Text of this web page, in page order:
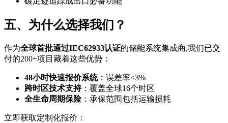
五、为什么选择我们？
作为全球首批通过IEC62933认证的储能系统集成商,我们已交
付的200+项目藏着这些优势：
48小时快速报价系统：误差率<3%
跨时区技术支持：覆盖全球16个时区
全生命周期保险：承保范围包括运输损耗
立即获取定制化报价：